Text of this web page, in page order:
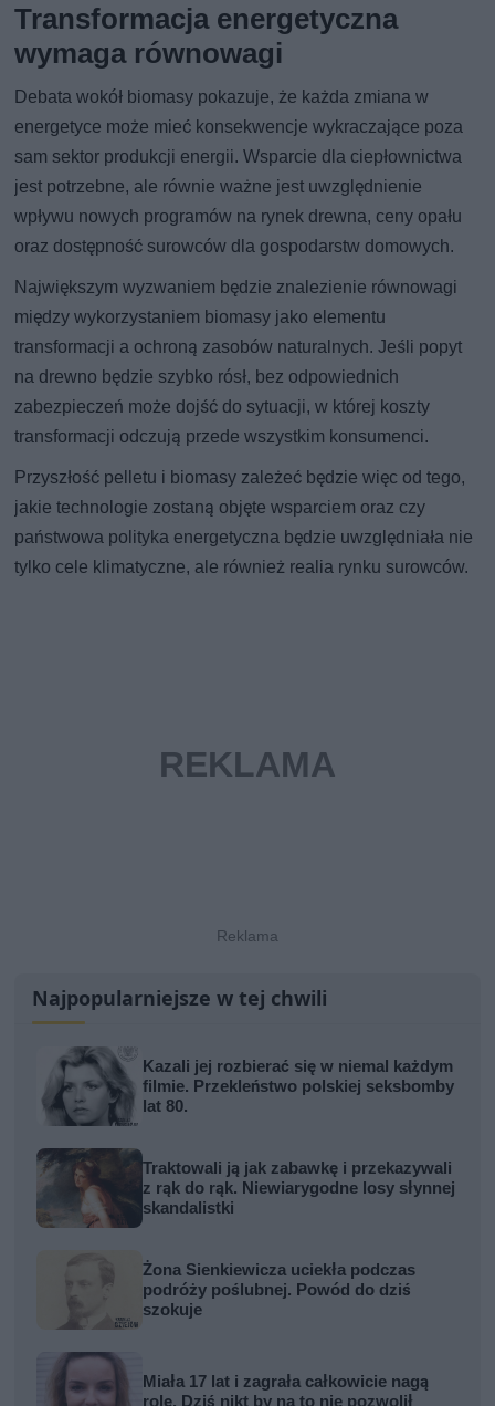
Transformacja energetyczna
wymaga równowagi
Debata wokół biomasy pokazuje, że każda zmiana w
energetyce może mieć konsekwencje wykraczające poza
sam sektor produkcji energii. Wsparcie dla ciepłownictwa
jest potrzebne, ale równie ważne jest uwzględnienie
wpływu nowych programów na rynek drewna, ceny opału
oraz dostępność surowców dla gospodarstw domowych.
Największym wyzwaniem będzie znalezienie równowagi
między wykorzystaniem biomasy jako elementu
transformacji a ochroną zasobów naturalnych. Jeśli popyt
na drewno będzie szybko rósł, bez odpowiednich
zabezpieczeń może dojść do sytuacji, w której koszty
transformacji odczują przede wszystkim konsumenci.
Przyszłość pelletu i biomasy zależeć będzie więc od tego,
jakie technologie zostaną objęte wsparciem oraz czy
państwowa polityka energetyczna będzie uwzględniała nie
tylko cele klimatyczne, ale również realia rynku surowców.
Najpopularniejsze w tej chwili
Kazali jej rozbierać się w niemal każdym
filmie. Przekleństwo polskiej seksbomby
lat 80.
Traktowali ją jak zabawkę i przekazywali
z rąk do rąk. Niewiarygodne losy słynnej
skandalistki
Żona Sienkiewicza uciekła podczas
podróży poślubnej. Powód do dziś
szokuje
Miała 17 lat i zagrała całkowicie nagą
rolę. Dziś nikt by na to nie pozwolił